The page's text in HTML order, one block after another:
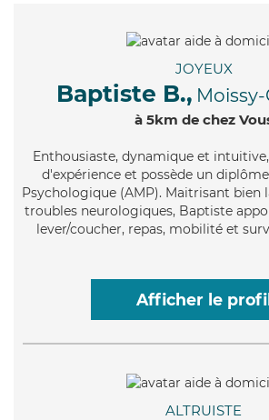
JOYEUX
Baptiste B.,
à 5km de chez
Enthousiaste, dynamique et
d'expérience et possède un
Psychologique (AMP). Maitrisant bien
troubles neurologiques, Baptiste
lever/coucher, repas, mobilité et
Afficher le profil
ALTRUISTE